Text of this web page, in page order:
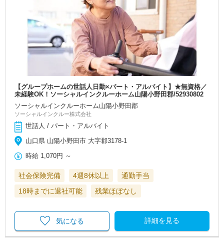
【グループホームの世話人日勤×パート・アルバイト】★無資格／
未経験OK！ソーシャルインクルーホーム山陽小野田郡/52930802
ソーシャルインクルーホーム山陽小野田郡
ソーシャルインクルー株式会社
世話人 / パート・アルバイト
山口県 山陽小野田市 大字郡3178-1
時給 1,070円 ～
社会保険完備 4週8休以上
通勤手当
18時までに退社可能
残業ほぼなし
詳細を見る
気になる